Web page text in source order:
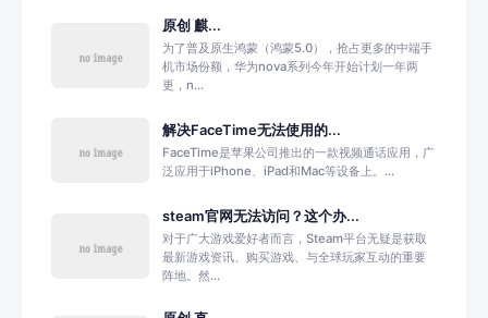
原创 麒...
为了普及原生鸿蒙（鸿蒙5.0），抢占更多的中端手
机市场份额，华为nova系列今年开始计划一年两
更，n...
解决FaceTime无法使用的...
FaceTime是苹果公司推出的一款视频通话应用，广
泛应用于iPhone、iPad和Mac等设备上。...
steam官网无法访问？这个办...
对于广大游戏爱好者而言，Steam平台无疑是获取
最新游戏资讯、购买游戏、与全球玩家互动的重要
阵地。然...